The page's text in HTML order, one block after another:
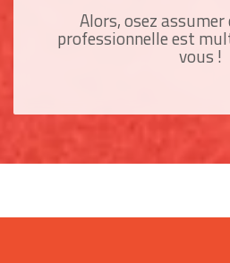
Alors, osez
professionnelle est
vous !